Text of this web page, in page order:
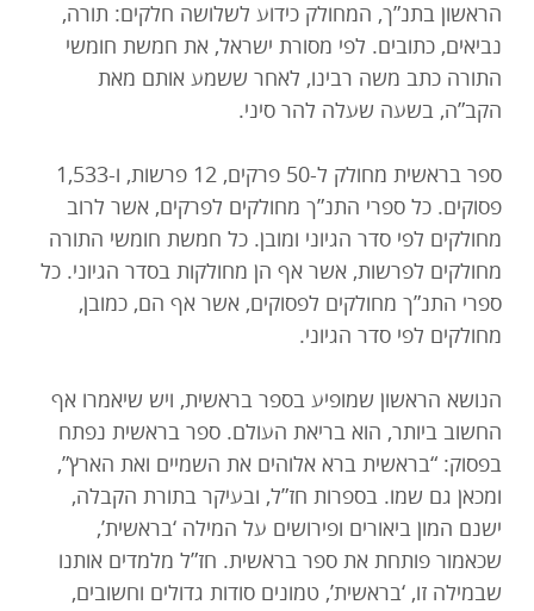
הראשון בתנ”ך, המחולק כידוע לשלושה חלקים: תורה,
נביאים, כתובים. לפי מסורת ישראל, את חמשת חומשי
התורה כתב משה רבינו, לאחר ששמע אותם מאת
הקב”ה, בשעה שעלה להר סיני.
ספר בראשית מחולק ל-50 פרקים, 12 פרשות, ו-1,533
פסוקים. כל ספרי התנ”ך מחולקים לפרקים, אשר לרוב
מחולקים לפי סדר הגיוני ומובן. כל חמשת חומשי התורה
מחולקים לפרשות, אשר אף הן מחולקות בסדר הגיוני. כל
ספרי התנ”ך מחולקים לפסוקים, אשר אף הם, כמובן,
מחולקים לפי סדר הגיוני.
הנושא הראשון שמופיע בספר בראשית, ויש שיאמרו אף
החשוב ביותר, הוא בריאת העולם. ספר בראשית נפתח
בפסוק: “בראשית ברא אלוהים את השמיים ואת הארץ”,
ומכאן גם שמו. בספרות חז”ל, ובעיקר בתורת הקבלה,
ישנם המון ביאורים ופירושים על המילה ‘בראשית’,
שכאמור פותחת את ספר בראשית. חז”ל מלמדים אותנו
שבמילה זו, ‘בראשית’, טמונים סודות גדולים וחשובים,